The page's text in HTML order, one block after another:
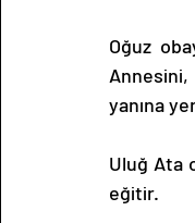
Oğuz
Annesini,
yanına
Uluğ Ata
eğitir.